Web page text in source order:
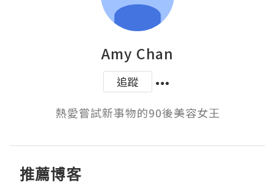
Amy Chan
追蹤
熱愛嘗試新事物的90後美容女王
推薦博客